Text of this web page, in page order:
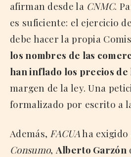
afirman desde la CNMC.
es suficiente: el ejercicio
debe hacer la propia
los nombres de las
han inflado los precios
margen de la ley. Una
formalizado por escrito a
Además, FACUAha
Consumo,Alberto Garzón